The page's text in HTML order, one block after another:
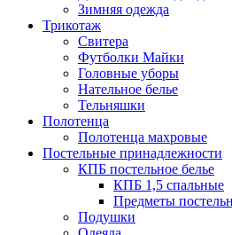
Зимняя одежда
Трикотаж
Свитера
Футболки Майки
Головные уборы
Нательное белье
Тельняшки
Полотенца
Полотенца махровые
Постельные принадлежности
КПБ постельное белье
КПБ 1,5 спальные
Предметы
Подушки